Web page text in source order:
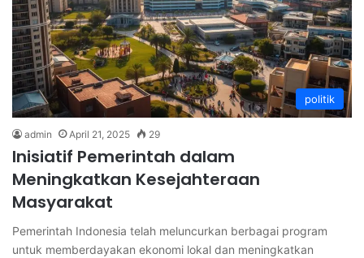
politik
admin April 21, 2025 29
Inisiatif Pemerintah dalam
Meningkatkan Kesejahteraan
Masyarakat
Pemerintah Indonesia telah meluncurkan berbagai program
untuk memberdayakan ekonomi lokal dan meningkatkan